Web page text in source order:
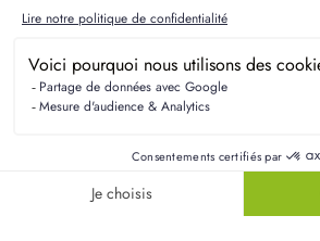
Confidentialité.
Confidentialité du Groupe BDL.
ENVOYER MA DEMANDE
protection par reCAPTCHA Confidentialité